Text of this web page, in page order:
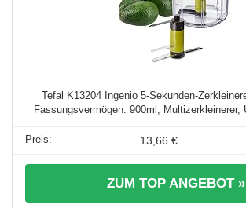
Tefal K13204 Ingenio 5-Sekunden-
Fassungsvermögen: 900ml, Multizerkleinerer,
13,66 €
ZUM TOP ANGEBOT »